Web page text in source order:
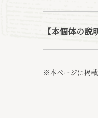
【本個体の説
※本ページに掲載